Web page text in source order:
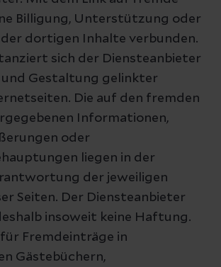
Billigung, Unterstützung oder
dortigen Inhalte verbunden.
sich der Diensteanbieter
Gestaltung gelinkter
Die auf den fremden
Informationen,
oder
liegen in der
der jeweiligen
Seiten. Der Diensteanbieter
insoweit keine Haftung.
Fremdeinträge in
Gästebüchern,